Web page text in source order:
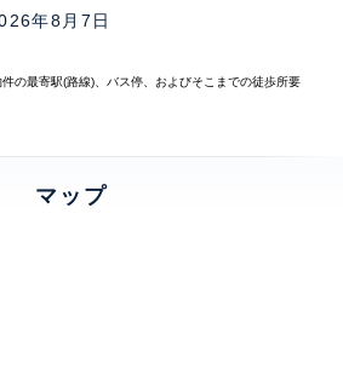
年8月7日
の最寄駅(路線)、バス停、およびそこまでの徒歩所要
マップ